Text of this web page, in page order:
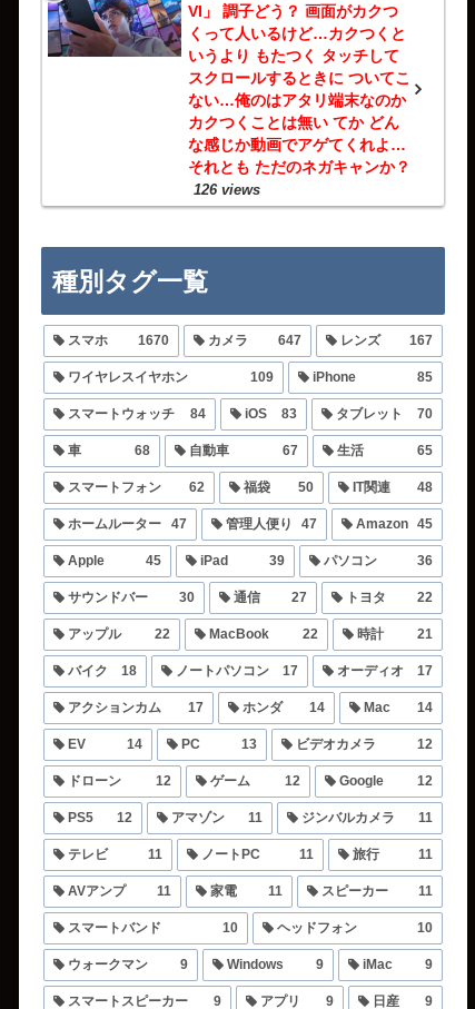
VI」 調子どう？ 画面がカクつ
くって人いるけど…カクつくと
いうより もたつく タッチして
スクロールするときに ついてこ
ない…俺のはアタリ端末なのか
カクつくことは無い てか どん
な感じか動画でアゲてくれよ…
それとも ただのネガキャンか？
126 views
種別タグ一覧
スマホ 1670 カメラ 647 レンズ 167
ワイヤレスイヤホン 109 iPhone 85
スマートウォッチ 84 iOS 83 タブレット 70
車 68 自動車 67 生活 65
スマートフォン 62 福袋 50 IT関連 48
ホームルーター 47 管理人便り 47 Amazon 45
Apple 45 iPad 39 パソコン 36
サウンドバー 30 通信 27 トヨタ 22
アップル 22 MacBook 22 時計 21
バイク 18 ノートパソコン 17 オーディオ 17
アクションカム 17 ホンダ 14 Mac 14
EV 14 PC 13 ビデオカメラ 12
ドローン 12 ゲーム 12 Google 12
PS5 12 アマゾン 11 ジンバルカメラ 11
テレビ 11 ノートPC 11 旅行 11
AVアンプ 11 家電 11 スピーカー 11
スマートバンド 10 ヘッドフォン 10
ウォークマン 9 Windows 9 iMac 9
スマートスピーカー 9 アプリ 9 日産 9